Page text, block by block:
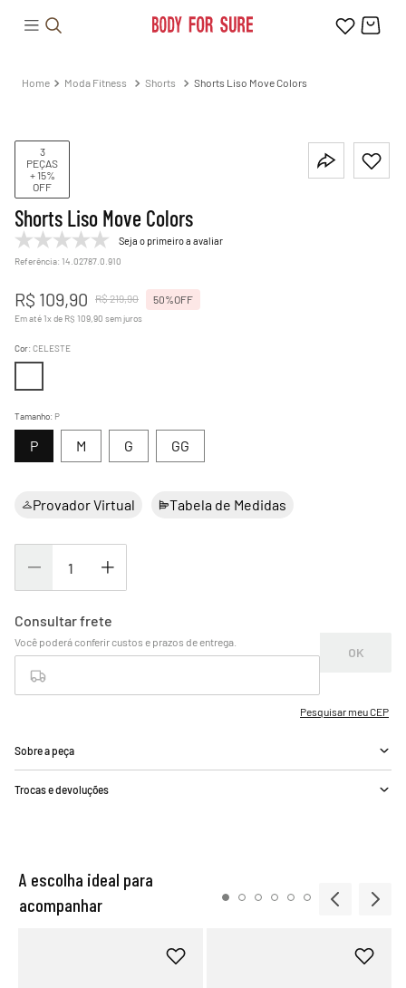
Moda Fitness Shorts Shorts Liso Move Colors
3
PEÇAS
+ 15%
OFF
Shorts Liso Move Colors
Seja o primeiro a avaliar
Referência: 14.02787.0.910
R$ 109,90 R$219,90 50%OFF
Em até 1x de R$ 109 90 sem juros
Tamanho: P
G GG
M
P
Cor: CELESTE
Provador Virtual Tabela de Medidas
Sobre a peça
Trocas e devoluções
A escolha ideal para
acompanhar